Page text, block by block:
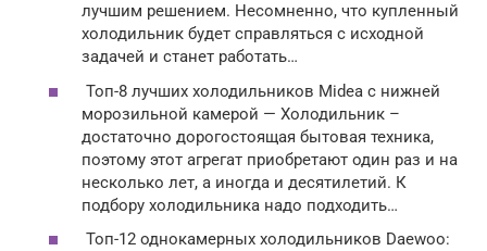
лучшим решением. Несомненно, что купленный
холодильник будет справляться с исходной
задачей и станет работать…
Топ-8 лучших холодильников Midea с нижней
морозильной камерой — Холодильник –
достаточно дорогостоящая бытовая техника,
поэтому этот агрегат приобретают один раз и на
несколько лет, а иногда и десятилетий. К
подбору холодильника надо подходить…
Топ-12 однокамерных холодильников Daewoo: